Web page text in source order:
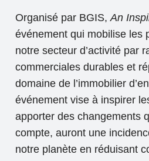
Organisé par BGIS,An
événement qui mobilise les
notre secteur d’activité par
commerciales durables et
domaine de l’immobilier
événement vise à inspirer
apporter des changements
compte, auront une
notre planète en réduisant